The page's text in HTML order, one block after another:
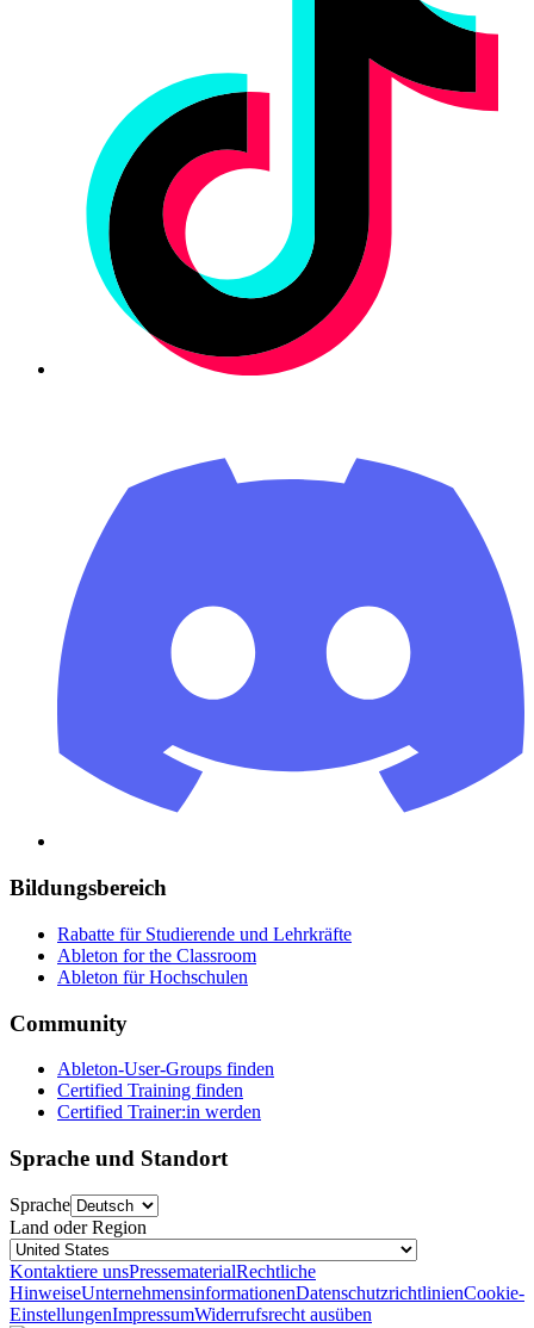
Bildungsbereich
Rabatte für Studierende und Lehrkräfte
Ableton for the Classroom
Ableton für Hochschulen
Community
Ableton-User-Groups finden
Certified Training finden
Certified Trainer:in werden
Sprache und Standort
Sprache
Land oder Region
Kontaktiere unsPressematerialRechtliche
HinweiseUnternehmensinformationenDatenschutzrichtlinienCookie-
EinstellungenImpressumWiderrufsrecht ausüben